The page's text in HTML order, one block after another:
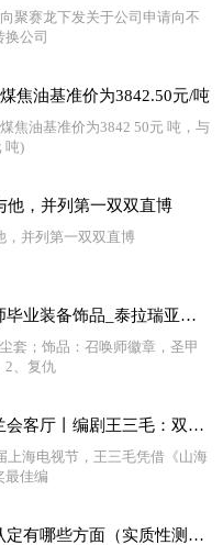
聚赛龙下发关于公司申请向不
换公司
焦油基准价为3842.50元/吨
焦油基准价为3842 50元 吨，与
吨)
他，并列第一双双直博
，并列第一双双直博
泰拉瑞亚召唤师毕业装备饰品_泰拉瑞亚召唤师毕业饰品_今日观点
套；饰品：召唤师徽章，圣甲
2、复仇
观焦点：白玉兰会客厅丨编剧王三毛：双腿走入生活，用情用心创作
上海电视节，王三毛凭借《山海
最佳编
实质性测试的认定有哪些方面（实质性测试）